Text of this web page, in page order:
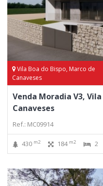
Vila Boa do Bispo, Marco de
Canaveses
Venda Moradia V3,
Canaveses
Ref.: MC09914
430 m2 184 m2 2